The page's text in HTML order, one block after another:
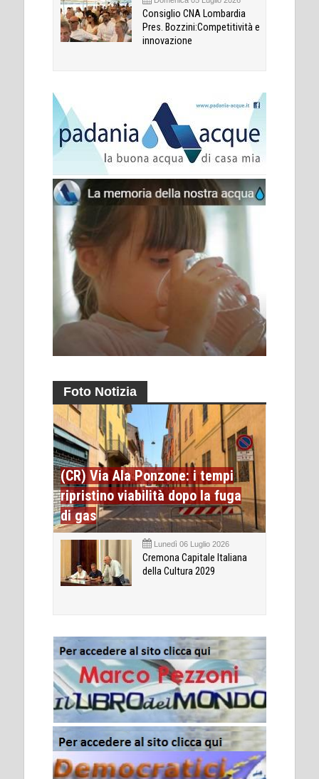
Consiglio CNA Lombardia
Pres. Bozzini:Competitività e
innovazione
Foto Notizia
(CR) Via Ala Ponzone: i tempi
ripristino viabilità dopo la fuga
di gas
Lunedì 06 Luglio 2026
Cremona Capitale Italiana
della Cultura 2029